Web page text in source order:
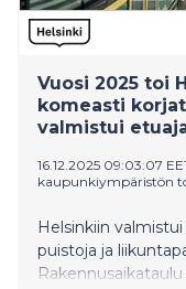
Vuosi 2025 toi
komeasti
valmistui
16.12.2025 09:03:07
kaupunkiympäristön
Helsinkiin
puistoja ja